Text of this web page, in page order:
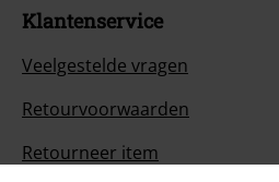
Klantenservice
Veelgestelde vragen
Retourvoorwaarden
Retourneer item